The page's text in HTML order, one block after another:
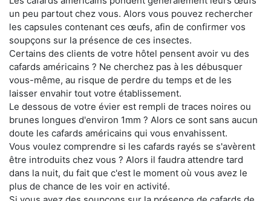
un peu partout chez vous. Alors vous pouvez rechercher
les capsules contenant ces œufs, afin de confirmer vos
soupçons sur la présence de ces insectes.
Certains des clients de votre hôtel pensent avoir vu des
cafards américains ? Ne cherchez pas à les débusquer
vous-même, au risque de perdre du temps et de les
laisser envahir tout votre établissement.
Le dessous de votre évier est rempli de traces noires ou
brunes longues d'environ 1mm ? Alors ce sont sans aucun
doute les cafards américains qui vous envahissent.
Vous voulez comprendre si les cafards rayés se s'avèrent
être introduits chez vous ? Alors il faudra attendre tard
dans la nuit, du fait que c'est le moment où vous avez le
plus de chance de les voir en activité.